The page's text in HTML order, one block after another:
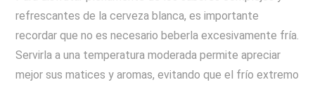
refrescantes de la cerveza blanca, es importante
recordar que no es necesario beberla excesivamente fría.
Servirla a una temperatura moderada permite apreciar
mejor sus matices y aromas, evitando que el frío extremo